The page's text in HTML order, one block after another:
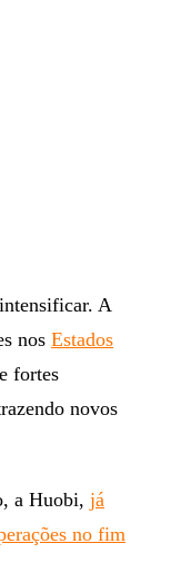
A
nos Estados
fortes
novos
a Huobi, já
no fim